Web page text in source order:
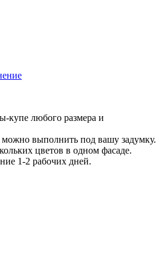
купе любого размера и
можно выполнить под вашу задумку.
цветов в одном фасаде.
1-2 рабочих дней.